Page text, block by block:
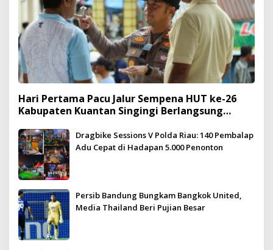
Hari Pertama Pacu Jalur Sempena HUT ke-26
Kabupaten Kuantan Singingi Berlangsung
Dragbike Sessions V Polda Riau: 140 Pembalap
Adu Cepat di Hadapan 5.000 Penonton
Persib Bandung Bungkam Bangkok United,
Media Thailand Beri Pujian Besar